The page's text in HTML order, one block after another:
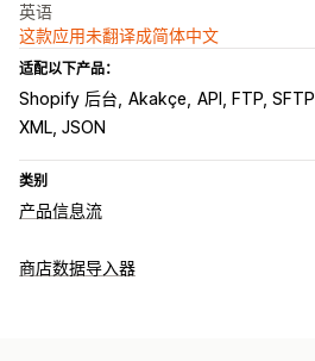
英语
这款应用未翻译成简体中文
适配以下产品：
Shopify 后台 Akakçe API, FTP, SFTP
XML, JSON
类别
产品信息流
数据源自定义
商店数据导入器